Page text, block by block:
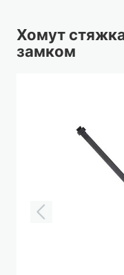
Хомут
замком